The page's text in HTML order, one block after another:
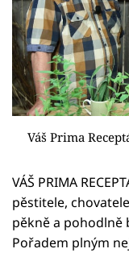
Váš Prima
VÁŠ PRIMA
pěstitele,
pěkně a pohodlně
Pořadem plným